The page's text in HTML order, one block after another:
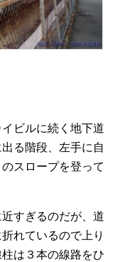
ビルに続く地下道
る階段、左手に自
スロープを登って
すぎるのだが、道
れているので上り
は３本の線路をひ